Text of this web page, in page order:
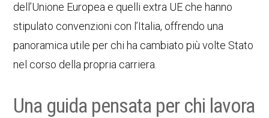
dell’Unione Europea e quelli extra UE che hanno
stipulato convenzioni con l’Italia, offrendo una
panoramica utile per chi ha cambiato più volte Stato
nel corso della propria carriera.
Una guida pensata per chi lavora